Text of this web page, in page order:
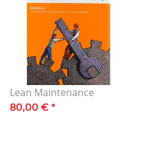
Lean Maintenance
80,00 € *